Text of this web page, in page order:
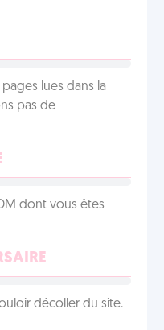
lues dans la
pas de
dont vous êtes
décoller du site.